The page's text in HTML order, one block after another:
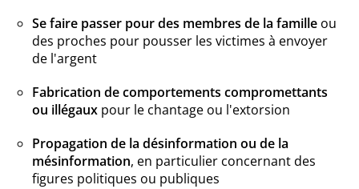
Se faire passer pour des membres de la famille ou
des proches pour pousser les victimes à envoyer
de l'argent
Fabrication de comportements compromettants
ou illégaux pour le chantage ou l'extorsion
Propagation de la désinformation ou de la
mésinformation, en particulier concernant des
figures politiques ou publiques